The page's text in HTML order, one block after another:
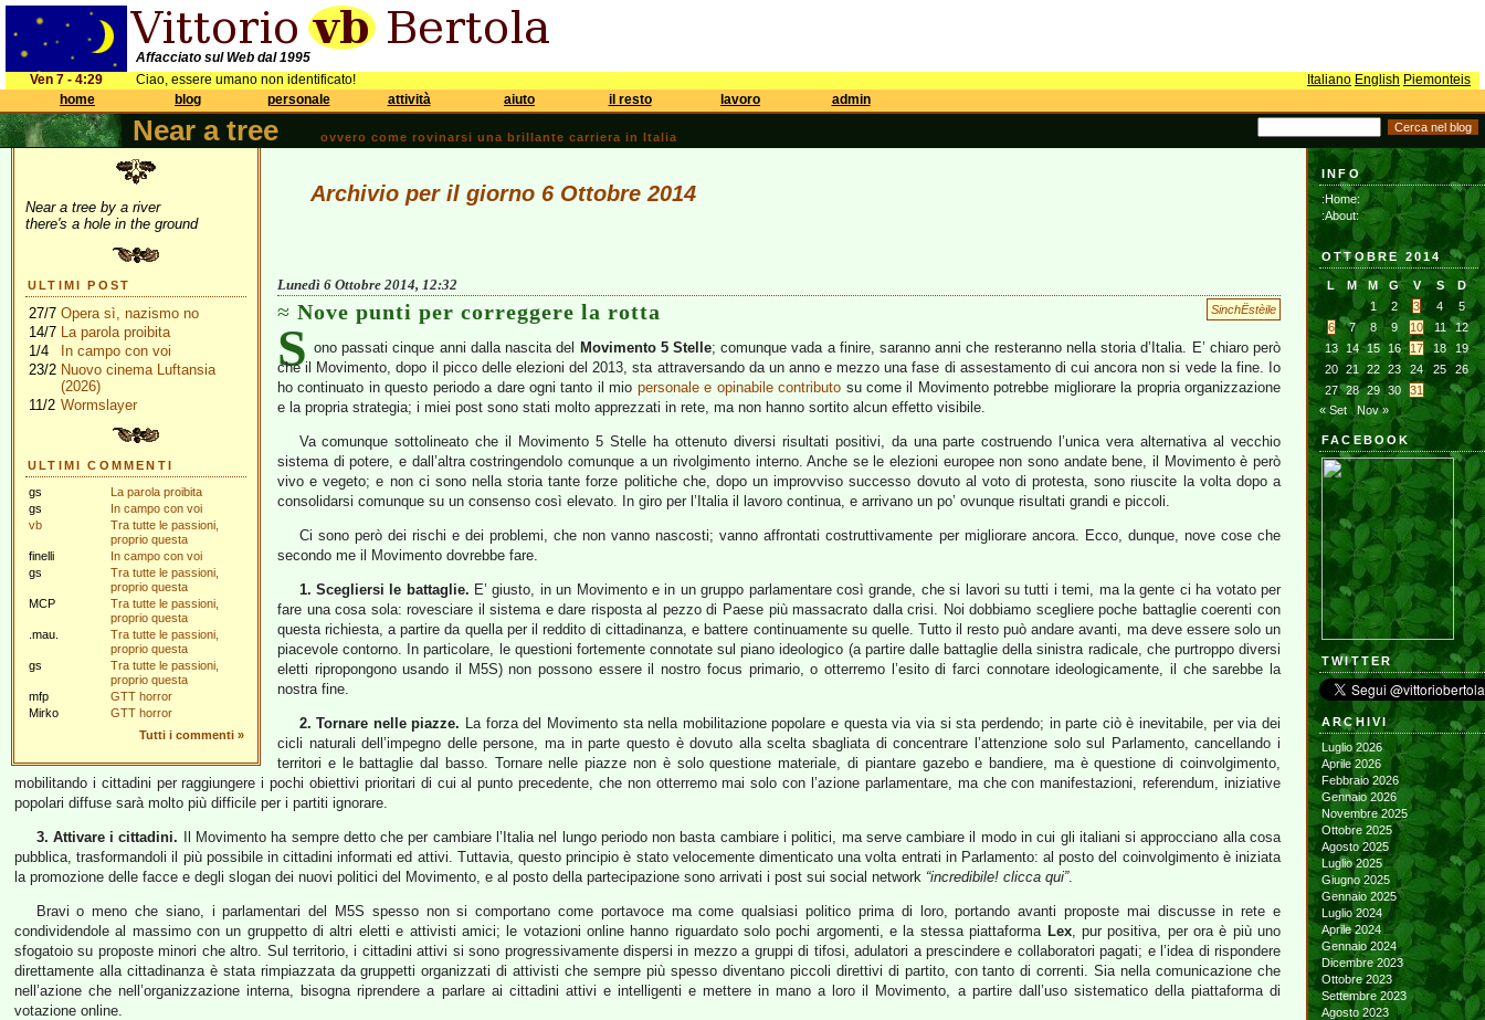
Affacciato sul Web dal 1995
Ven 7 - 4:29
Ciao, essere umano non identificato! Italiano English Piemonteis
home
blog personale attività aiuto il resto lavoro admin
Near a tree ovvero come rovinarsi una brillante carriera in Italia
Near a tree by a river
there's a hole in the ground
ULTIMI POST
27/7 Opera sì, nazismo no
14/7 La parola proibita
1/4
In campo con voi
23/2 Nuovo cinema Luftansia
(2026)
11/2 Wormslayer
ULTIMI COMMENTI
gs
La parola proibita
gs
In campo con voi
vb
Tra tutte le passioni,
proprio questa
finelli
In campo con voi
gs
Tra tutte le passioni,
proprio questa
MCP
Tra tutte le passioni,
proprio questa
.mau.
Tra tutte le passioni,
proprio questa
gs
Tra tutte le passioni,
proprio questa
mfp
GTT horror
Mirko
GTT horror
Tutti i commenti »
Archivio per il giorno 6 Ottobre 2014
Lunedì 6 Ottobre 2014, 12:32
SinchËstèile
Nove punti per correggere la rotta
S ono passati cinque anni dalla nascita del Movimento 5 Stelle; comunque vada a finire, saranno anni che resteranno nella storia d’Italia. E’ chiaro però
che il Movimento, dopo il picco delle elezioni del 2013, sta attraversando da un anno e mezzo una fase di assestamento di cui ancora non si vede la fine. Io
ho continuato in questo periodo a dare ogni tanto il mio personale e opinabile contributo su come il Movimento potrebbe migliorare la propria organizzazione
e la propria strategia; i miei post sono stati molto apprezzati in rete, ma non hanno sortito alcun effetto visibile.
Va comunque sottolineato che il Movimento 5 Stelle ha ottenuto diversi risultati positivi, da una parte costruendo l’unica vera alternativa al vecchio
sistema di potere, e dall’altra costringendolo comunque a un rivolgimento interno. Anche se le elezioni europee non sono andate bene, il Movimento è però
vivo e vegeto; e non ci sono nella storia tante forze politiche che, dopo un improvviso successo dovuto al voto di protesta, sono riuscite la volta dopo a
consolidarsi comunque su un consenso così elevato. In giro per l’Italia il lavoro continua, e arrivano un po’ ovunque risultati grandi e piccoli.
Ci sono però dei rischi e dei problemi, che non vanno nascosti; vanno affrontati costruttivamente per migliorare ancora. Ecco, dunque, nove cose che
secondo me il Movimento dovrebbe fare.
1. Scegliersi le battaglie. E’ giusto, in un Movimento e in un gruppo parlamentare così grande, che si lavori su tutti i temi, ma la gente ci ha votato per
fare una cosa sola: rovesciare il sistema e dare risposta al pezzo di Paese più massacrato dalla crisi. Noi dobbiamo scegliere poche battaglie coerenti con
questa richiesta, a partire da quella per il reddito di cittadinanza, e battere continuamente su quelle. Tutto il resto può andare avanti, ma deve essere solo un
piacevole contorno. In particolare, le questioni fortemente connotate sul piano ideologico (a partire dalle battaglie della sinistra radicale, che purtroppo diversi
eletti ripropongono usando il M5S) non possono essere il nostro focus primario, o otterremo l’esito di farci connotare ideologicamente, il che sarebbe la
nostra fine.
2. Tornare nelle piazze. La forza del Movimento sta nella mobilitazione popolare e questa via via si sta perdendo; in parte ciò è inevitabile, per via dei
cicli naturali dell’impegno delle persone, ma in parte questo è dovuto alla scelta sbagliata di concentrare l’attenzione solo sul Parlamento, cancellando i
territori e le battaglie dal basso. Tornare nelle piazze non è solo questione materiale, di piantare gazebo e bandiere, ma è questione di coinvolgimento,
mobilitando i cittadini per raggiungere i pochi obiettivi prioritari di cui al punto precedente, che non otterremo mai solo con l’azione parlamentare, ma che con manifestazioni, referendum, iniziative
popolari diffuse sarà molto più difficile per i partiti ignorare.
3. Attivare i cittadini. Il Movimento ha sempre detto che per cambiare l’Italia nel lungo periodo non basta cambiare i politici, ma serve cambiare il modo in cui gli italiani si approcciano alla cosa
pubblica, trasformandoli il più possibile in cittadini informati ed attivi. Tuttavia, questo principio è stato velocemente dimenticato una volta entrati in Parlamento: al posto del coinvolgimento è iniziata
la promozione delle facce e degli slogan dei nuovi politici del Movimento, e al posto della partecipazione sono arrivati i post sui social network “incredibile! clicca qui”.
Bravi o meno che siano, i parlamentari del M5S spesso non si comportano come portavoce ma come qualsiasi politico prima di loro, portando avanti proposte mai discusse in rete e
condividendole al massimo con un gruppetto di altri eletti e attivisti amici; le votazioni online hanno riguardato solo pochi argomenti, e la stessa piattaforma Lex, pur positiva, per ora è più uno
sfogatoio su proposte minori che altro. Sul territorio, i cittadini attivi si sono progressivamente dispersi in mezzo a gruppi di tifosi, adulatori a prescindere e collaboratori pagati; e l’idea di rispondere
direttamente alla cittadinanza è stata rimpiazzata da gruppetti organizzati di attivisti che sempre più spesso diventano piccoli direttivi di partito, con tanto di correnti. Sia nella comunicazione che
nell’azione che nell’organizzazione interna, bisogna riprendere a parlare ai cittadini attivi e intelligenti e mettere in mano a loro il Movimento, a partire dall’uso sistematico della piattaforma di
votazione online.
INFO
:Home:
:About:
OTTOBRE 2014
L M M G V S
D
1
2 3 4
5
6
7 8 9 10 11
12
13
14 15 16 17 18
19
20
21 22 23 24 25
26
27 28 29 30
31
« Set
Nov »
FACEBOOK
TWITTER
ARCHIVI
Luglio 2026
Aprile 2026
Febbraio 2026
Gennaio 2026
Novembre 2025
Ottobre 2025
Agosto 2025
Luglio 2025
Giugno 2025
Gennaio 2025
Luglio 2024
Aprile 2024
Gennaio 2024
Dicembre 2023
Ottobre 2023
Settembre 2023
Agosto 2023